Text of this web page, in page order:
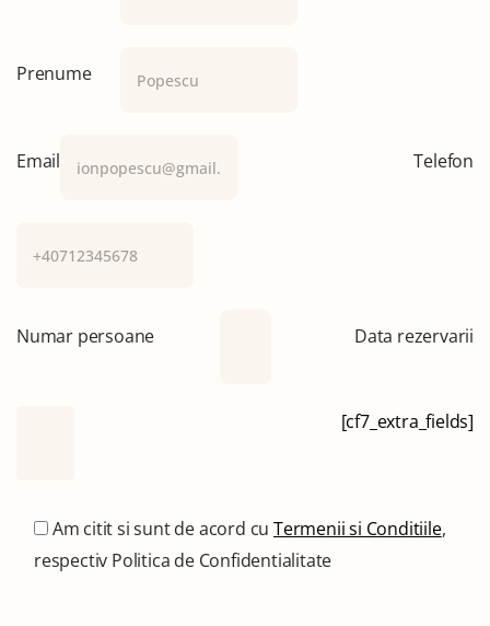
Prenume
Email Telefon
Numar persoane Data rezervarii
[cf7_extra_fields]
Am citit si sunt de acord cuTermenii si Conditiile,
respectiv Politica de Confidentialitate